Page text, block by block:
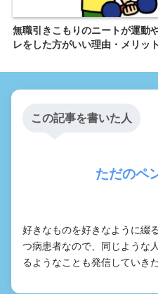
無職引きこもりのニートが運動
レをした方がいい理由・メリット
この記事を書いた人
ただのペ
好きなものを好きなように綴
つ病患者なので、同じような
るようなことも発信していき